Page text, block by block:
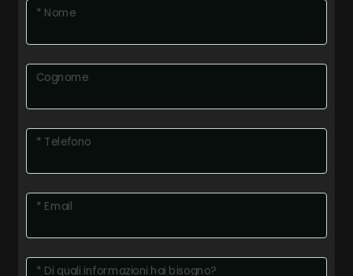
* Nome
Cognome
* Telefono
* Email
* Di quali informazioni hai bisogno?